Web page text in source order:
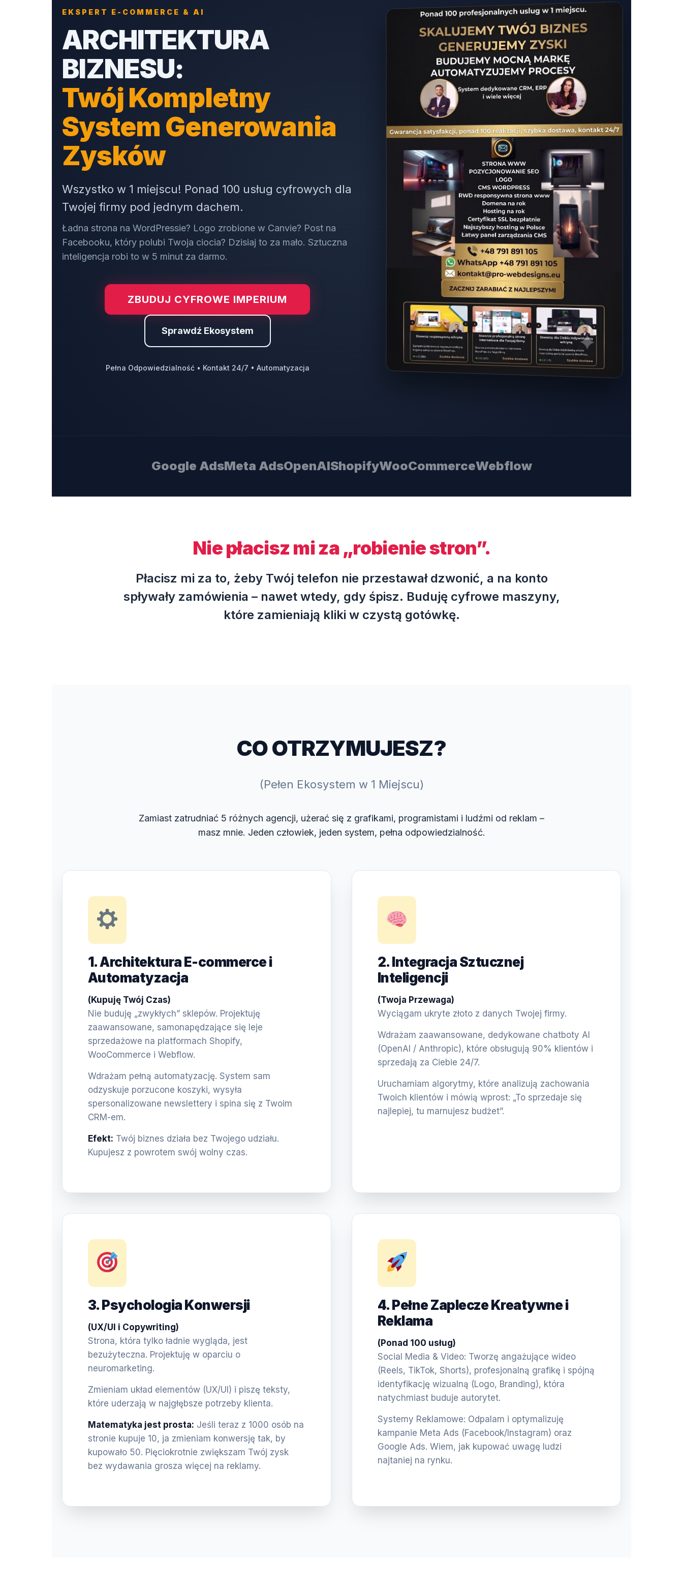
EKSPERT E-COMMERCE & AI
ARCHITEKTURA
BIZNESU:
Twój Kompletny
System Generowania
Zysków
Wszystko w 1 miejscu! Ponad 100 usług cyfrowych dla
Twojej firmy pod jednym dachem.
Ładna strona na WordPressie? Logo zrobione w Canvie? Post na
Facebooku, który polubi Twoja ciocia? Dzisiaj to za mało. Sztuczna
inteligencja robi to w 5 minut za darmo.
ZBUDUJ CYFROWE IMPERIUM
Sprawdź Ekosystem
Pełna Odpowiedzialność • Kontakt 24/7 • Automatyzacja
Google AdsMeta AdsOpenAIShopifyWooCommerceWebflow
Nie płacisz mi za „robienie stron”.
Płacisz mi za to, żeby Twój telefon nie przestawał dzwonić, a na konto
spływały zamówienia – nawet wtedy, gdy śpisz. Buduję cyfrowe maszyny,
które zamieniają kliki w czystą gotówkę.
CO OTRZYMUJESZ?
(Pełen Ekosystem w 1 Miejscu)
Zamiast zatrudniać 5 różnych agencji, użerać się z grafikami, programistami i ludźmi od reklam –
masz mnie. Jeden człowiek, jeden system, pełna odpowiedzialność.
1. Architektura E-commerce i
Automatyzacja
(Kupuję Twój Czas)
Nie buduję „zwykłych” sklepów. Projektuję
zaawansowane, samonapędzające się leje
sprzedażowe na platformach Shopify,
WooCommerce i Webflow.
Wdrażam pełną automatyzację. System sam
odzyskuje porzucone koszyki, wysyła
spersonalizowane newslettery i spina się z Twoim
CRM-em.
Efekt: Twój biznes działa bez Twojego udziału.
Kupujesz z powrotem swój wolny czas.
2. Integracja Sztucznej
Inteligencji
(Twoja Przewaga)
Wyciągam ukryte złoto z danych Twojej firmy.
Wdrażam zaawansowane, dedykowane chatboty AI
(OpenAI / Anthropic), które obsługują 90% klientów i
sprzedają za Ciebie 24/7.
Uruchamiam algorytmy, które analizują zachowania
Twoich klientów i mówią wprost: „To sprzedaje się
najlepiej, tu marnujesz budżet”.
3. Psychologia Konwersji
(UX/UI i Copywriting)
Strona, która tylko ładnie wygląda, jest
bezużyteczna. Projektuję w oparciu o
neuromarketing.
Zmieniam układ elementów (UX/UI) i piszę teksty,
które uderzają w najgłębsze potrzeby klienta.
Matematyka jest prosta: Jeśli teraz z 1000 osób na
stronie kupuje 10, ja zmieniam konwersję tak, by
kupowało 50. Pięciokrotnie zwiększam Twój zysk
bez wydawania grosza więcej na reklamy.
4. Pełne Zaplecze Kreatywne i
Reklama
(Ponad 100 usług)
Social Media & Video: Tworzę angażujące wideo
(Reels, TikTok, Shorts), profesjonalną grafikę i spójną
identyfikację wizualną (Logo, Branding), która
natychmiast buduje autorytet.
Systemy Reklamowe: Odpalam i optymalizuję
kampanie Meta Ads (Facebook/Instagram) oraz
Google Ads. Wiem, jak kupować uwagę ludzi
najtaniej na rynku.